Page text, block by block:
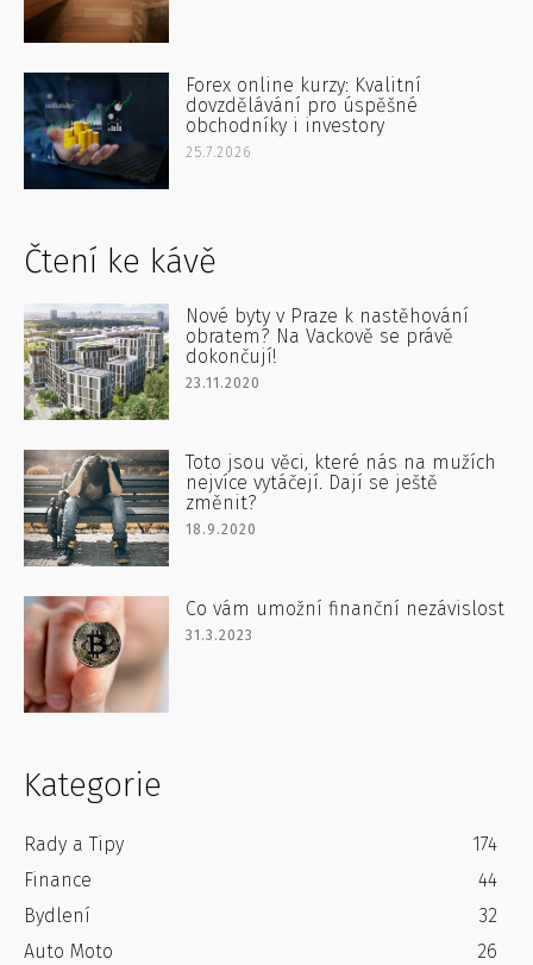
Forex online kurzy: Kvalitní
dovzdělávání pro úspěšné
obchodníky i investory
25.7.2026
Čtení ke kávě
Nové byty v Praze k nastěhování
obratem? Na Vackově se právě
dokončují!
23.11.2020
Toto jsou věci, které nás na mužích
nejvíce vytáčejí. Dají se ještě
změnit?
18.9.2020
Co vám umožní finanční nezávislost
31.3.2023
Kategorie
Rady a Tipy
174
Finance
44
Bydlení
32
Auto Moto
26